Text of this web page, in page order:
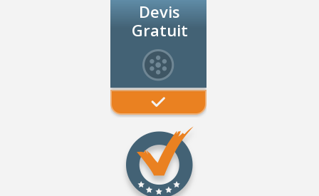
Devis
Gratuit